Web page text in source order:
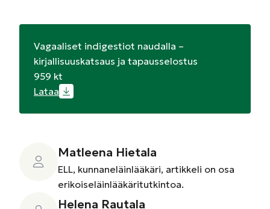
Vagaaliset indigestiot naudalla –
kirjallisuuskatsaus ja tapausselostus
959 kt
Lataa
Matleena Hietala
ELL, kunnaneläinlääkäri, artikkeli on osa
erikoiseläinlääkäritutkintoa.
Helena Rautala